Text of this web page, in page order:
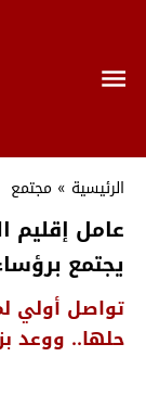
الرئيسية » مجتمع
عامل إقليم
يجتمع
تواصل أولي
حلها.. ووعد